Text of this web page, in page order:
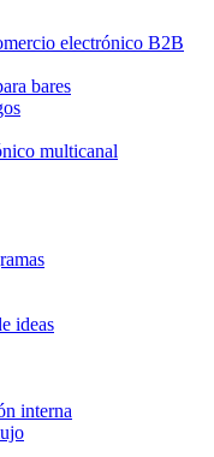
electrónico B2B
bares
multicanal
ideas
interna